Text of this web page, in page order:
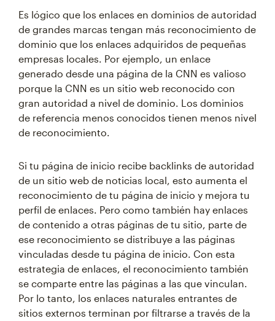
Es lógico que los enlaces en dominios de autoridad
de grandes marcas tengan más reconocimiento de
dominio que los enlaces adquiridos de pequeñas
empresas locales. Por ejemplo, un enlace
generado desde una página de la CNN es valioso
porque la CNN es un sitio web reconocido con
gran autoridad a nivel de dominio. Los dominios
de referencia menos conocidos tienen menos nivel
de reconocimiento.
Si tu página de inicio recibe backlinks de autoridad
de un sitio web de noticias local, esto aumenta el
reconocimiento de tu página de inicio y mejora tu
perfil de enlaces. Pero como también hay enlaces
de contenido a otras páginas de tu sitio, parte de
ese reconocimiento se distribuye a las páginas
vinculadas desde tu página de inicio. Con esta
estrategia de enlaces, el reconocimiento también
se comparte entre las páginas a las que vinculan.
Por lo tanto, los enlaces naturales entrantes de
sitios externos terminan por filtrarse a través de la